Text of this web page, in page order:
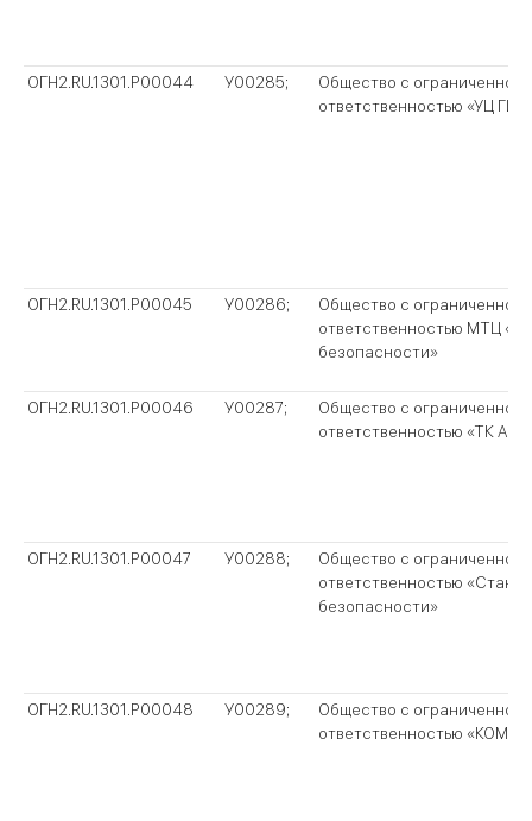
ОГН2.RU.1301.P00044 У00285;
Общество с ограниченной
ответственностью «УЦ
ОГН2.RU.1301.P00045 У00286;
Общество с ограниченной
ответственностью МТЦ
безопасности»
ОГН2.RU.1301.P00046 У00287;
Общество с ограниченной
ответственностью «ТК
ОГН2.RU.1301.P00047 У00288;
Общество с ограниченной
ответственностью
безопасности»
ОГН2.RU.1301.P00048 У00289;
Общество с ограниченной
ответственностью